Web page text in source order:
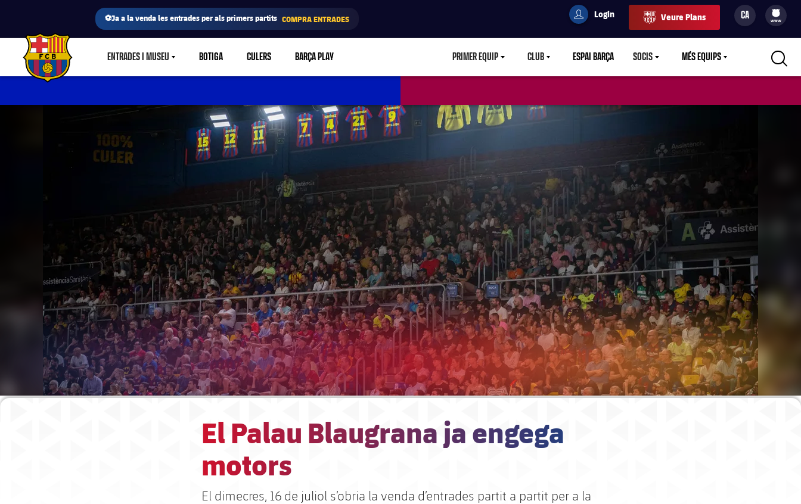
⚽Ja a la venda les entrades per als primers partits COMPRA ENTRADES userCulers
Login Veure Plans CA
filled-badge
www
FC Barcelona club badge ENTRADES I MUSEULABEL.SHARE.CARETDOWN
BOTIGA CULERS BARÇA PLAY PRIMER EQUIPLABEL.ARIA.CARETDOWN
CLUBLABEL.ARIA.CARETDOWN
ESPAI BARÇA SOCISLABEL.ARIA.CARETDOWN
MÉS EQUIPSLABEL.ARIA.CARETDOWN
El Palau Blaugrana ja engega
motors
El dimecres, 16 de juliol s’obria la venda d’entrades partit a partit per a la